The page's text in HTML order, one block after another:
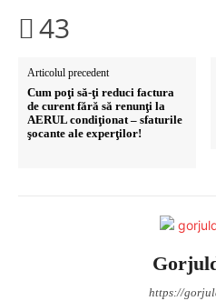
43
Articolul precedent
Cum poţi să-ţi reduci factura
de curent fără să renunţi la
AERUL condiţionat – sfaturile
şocante ale experţilor!
https://